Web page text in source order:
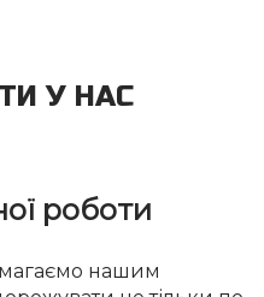
У НАС
роботи
нашим